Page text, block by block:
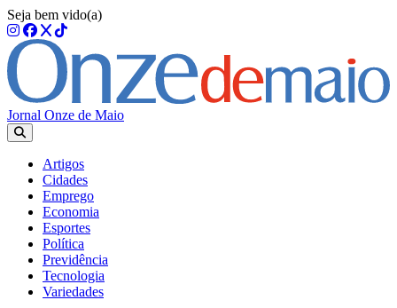
Seja bem vido(a)
Jornal Onze de Maio
Artigos
Cidades
Emprego
Economia
Esportes
Política
Previdência
Tecnologia
Variedades